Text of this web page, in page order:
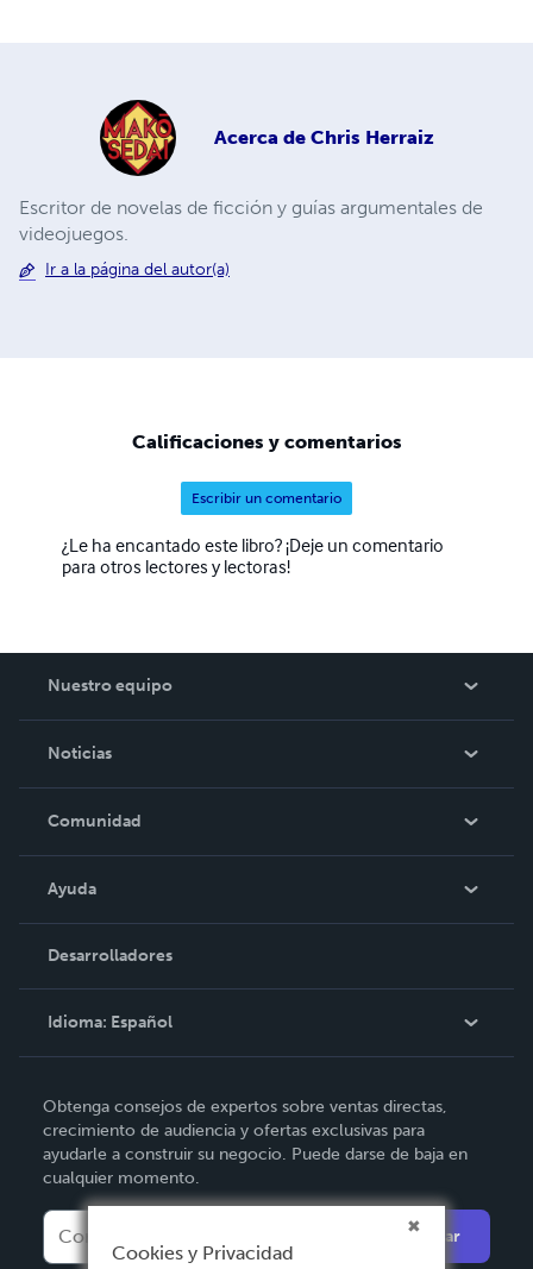
Acerca de Chris Herraiz
Escritor de novelas de ficción y guías argumentales de
videojuegos.
Ir a la página del autor(a)
Calificaciones y comentarios
Escribir un comentario
¿Le ha encantado este libro? ¡Deje un comentario
para otros lectores y lectoras!
Nuestro equipo
Acerca de nosotros
Noticias
En las noticias
Comunidad
Podcast
Ayuda
Búsqueda del pedido
Base de conocimientos
Comuníquese con Soporte
Desarrolladores
Idioma: Español
Deutsch
Français
Italiano
Español
Obtenga consejos de expertos sobre ventas directas,
crecimiento de audiencia y ofertas exclusivas para
ayudarle a construir su negocio. Puede darse de baja en
cualquier momento.
Enviar
Cookies y Privacidad